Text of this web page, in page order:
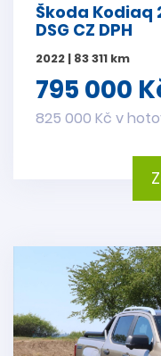
Škoda Kodiaq
DSG CZ DPH
2022 | 83 311 km
795 000
825 000 Kč v